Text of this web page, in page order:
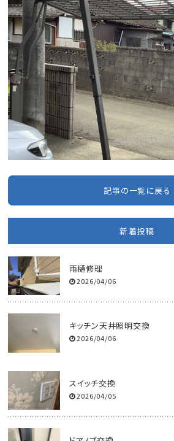
記事の一覧に戻る
新着投稿
雨樋修理
2026/04/06
キッチン天井照明交換
2026/04/06
スイッチ交換
2026/04/05